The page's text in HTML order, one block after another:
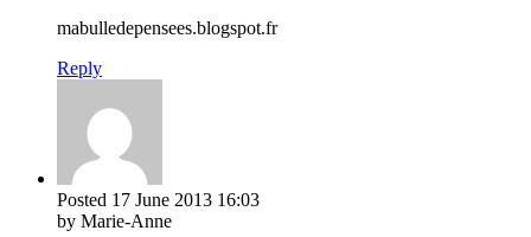
mabulledepensees.blogspot.fr
Reply
Posted 17 June 2013 16:03
by Marie-Anne